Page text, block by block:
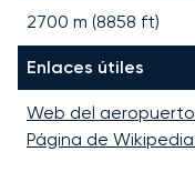
2700 m (8858 ft)
Enlaces útiles
Web del aeropuerto
Página de Wikipedia